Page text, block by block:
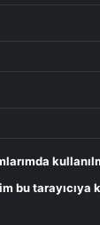
bu tarayıcıya